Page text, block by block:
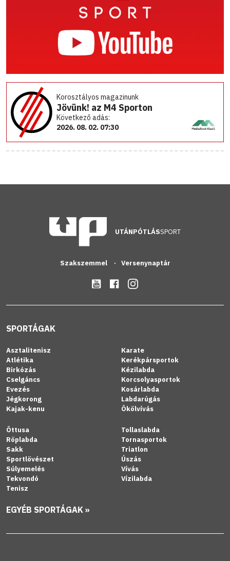
Korosztályos magazinunk
Jövünk! az M4 Sporton
Következő adás:
2026. 08. 02. 07:30
UTÁNPÓTLÁSSPORT
Szakszemmel Versenynaptár
SPORTÁGAK
Asztalitenisz
Atlétika
Birkózás
Cselgáncs
Evezés
Jégkorong
Kajak-kenu
Karate
Kerékpársportok
Kézilabda
Korcsolyasportok
Kosárlabda
Labdarúgás
Ökölvívás
Öttusa
Röplabda
Sakk
Sportlövészet
Súlyemelés
Tekvondó
Tenisz
Tollaslabda
Tornasportok
Triatlon
Úszás
Vívás
Vízilabda
EGYÉB SPORTÁGAK »